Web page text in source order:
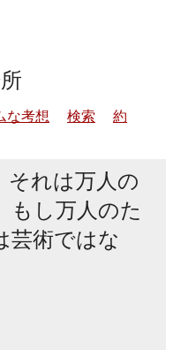
な考想 検索 約
それは万人の
もし万人のた
芸術ではな